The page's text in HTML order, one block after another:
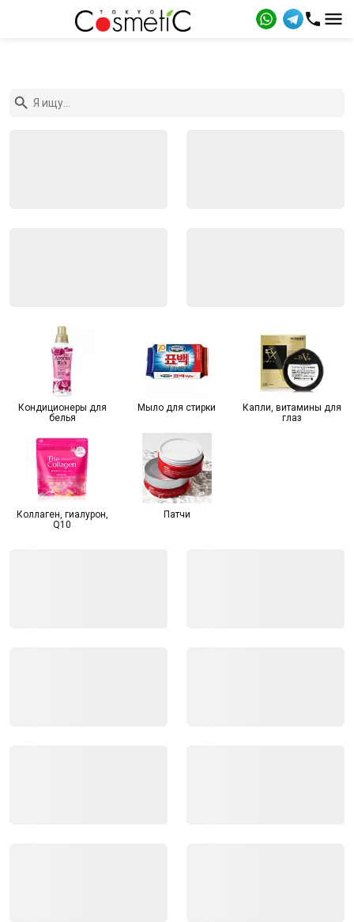
Кондиционеры для
белья
Мыло для стирки
Капли, витамины для
глаз
Коллаген, гиалурон,
Q10
Патчи